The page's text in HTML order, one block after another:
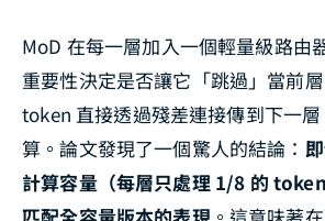
MoD 在每一層加入一個輕量級路由
重要性決定是否讓它「跳過」當前
token 直接透過殘差連接傳到下一
算。論文發現了一個驚人的結論：
計算容量（每層只處理 1/8 的